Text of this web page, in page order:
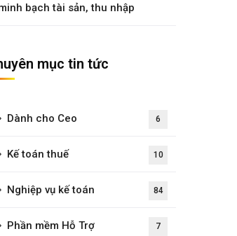
bạch tài sản, thu nhập
mục tin tức
Dành cho Ceo 6
Kế toán thuế 10
Nghiệp vụ kế toán 84
Phần mềm Hỗ Trợ 7